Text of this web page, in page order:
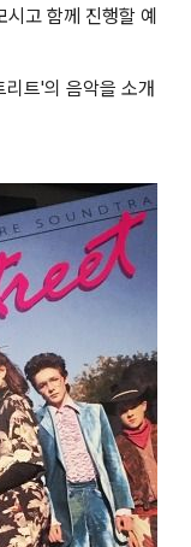
고 함께 진행할 예
트'의 음악을 소개